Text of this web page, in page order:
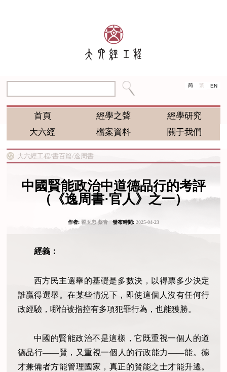
简 繁 EN
首頁 經學之聲
經學研究
大六經
檔案資料 關于我們
大六經工程/書百篇/逸周書
中國賢能政治中道德品行的考評
（《逸周書·官人》之一）
作者: 翟玉忠 蔡青發布時間: 2025-04-23
經義：
西方民主選舉的基礎是多數決，以得票多少決定
誰贏得選舉。在某些情況下，即使這個人沒有任何行
政經驗，哪怕被指控有多項犯罪行為，也能獲勝。
中國的賢能政治不是這樣，它既重視一個人的道
德品行——賢，又重視一個人的行政能力——能。德
才兼備者方能管理國家，真正的賢能之士才能升遷。